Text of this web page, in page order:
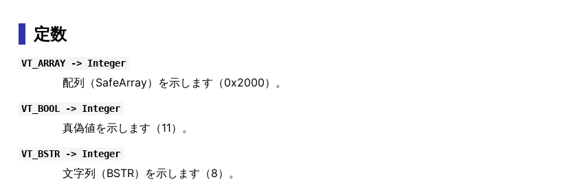
定数
VT_ARRAY -> Integer
配列（SafeArray）を示します（0x2000）。
VT_BOOL -> Integer
真偽値を示します（11）。
VT_BSTR -> Integer
文字列（BSTR）を示します（8）。